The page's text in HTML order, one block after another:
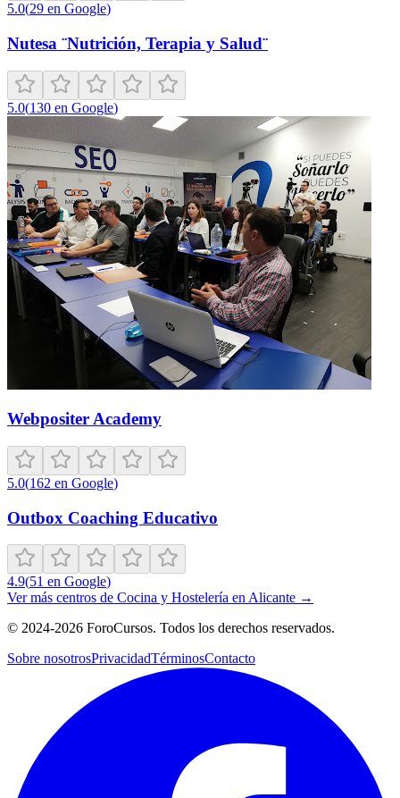
5.0(29 en Google)
Nutesa ¨Nutrición, Terapia y Salud¨
5.0(130 en Google)
Webpositer Academy
5.0(162 en Google)
Outbox Coaching Educativo
4.9(51 en Google)
Ver más centros de Cocina y Hostelería enAlicante →
© 2024-2026 ForoCursos. Todos los derechos reservados.
Sobre nosotrosPrivacidadTérminosContacto